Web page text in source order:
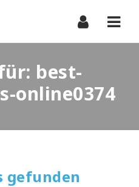
best-
online0374
gefunden